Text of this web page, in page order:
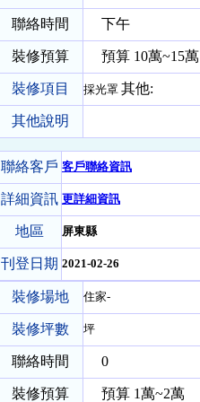
聯絡時間 下午
裝修預算 預算 10萬~15萬
裝修項目 採光罩 其他:
其他說明
聯絡客戶 客戶聯絡資訊
詳細資訊 更詳細資訊
地區 屏東縣
刊登日期 2021-02-26
裝修場地 住家-
裝修坪數 坪
聯絡時間 0
裝修預算 預算 1萬~2萬